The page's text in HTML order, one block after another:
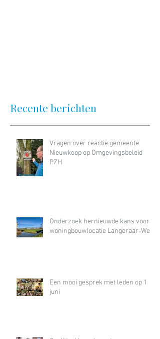
Recente berichten
Vragen over reactie gemeente
Nieuwkoop op Omgevingsbeleid
PZH
Onderzoek hernieuwde kans voor
woningbouwlocatie Langeraar‑West
Een mooi gesprek met leden op 1
juni